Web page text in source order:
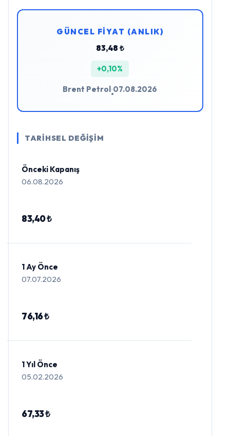
GÜNCEL FİYAT (ANLIK)
83,48 ₺
+0,10%
Brent Petrol
•
07.08.2026
TARİHSEL DEĞİŞİM
Önceki Kapanış
06.08.2026
83,40 ₺
1 Ay Önce
07.07.2026
76,16 ₺
1 Yıl Önce
05.02.2026
67,33 ₺